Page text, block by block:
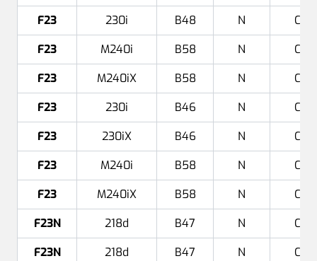
F23
230i B48 N
Cab
F23
M240i B58 N
Cab
F23
M240iX B58 N
Cab
F23
230i B46 N
Cab
F23
230iX B46 N
Cab
F23
M240i B58 N
Cab
F23
M240iX B58 N
Cab
F23N
218d B47 N
Cab
F23N
218d B47 N
Cab